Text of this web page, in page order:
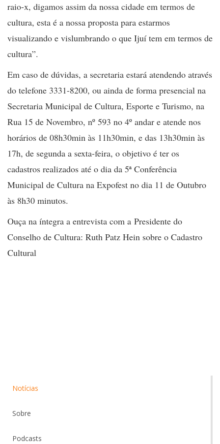
raio-x, digamos assim da nossa cidade em termos de
cultura, esta é a nossa proposta para estarmos
visualizando e vislumbrando o que Ijuí tem em termos de
cultura”.
Em caso de dúvidas, a secretaria estará atendendo através
do telefone 3331-8200, ou ainda de forma presencial na
Secretaria Municipal de Cultura, Esporte e Turismo, na
Rua 15 de Novembro, nº 593 no 4º andar e atende nos
horários de 08h30min às 11h30min, e das 13h30min às
17h, de segunda a sexta-feira, o objetivo é ter os
cadastros realizados até o dia da 5ª Conferência
Municipal de Cultura na Expofest no dia 11 de Outubro
às 8h30 minutos.
Ouça na íntegra a entrevista com a Presidente do
Conselho de Cultura: Ruth Patz Hein sobre o Cadastro
Cultural
Notícias
Sobre
Podcasts